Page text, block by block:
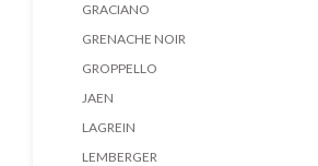
GRACIANO
GRENACHE NOIR
GROPPELLO
JAEN
LAGREIN
LEMBERGER